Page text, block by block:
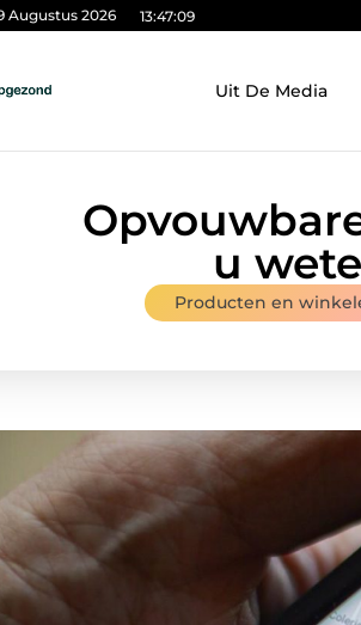
Augustus 2026 13:47:10
Uit De Media
u
Producten en